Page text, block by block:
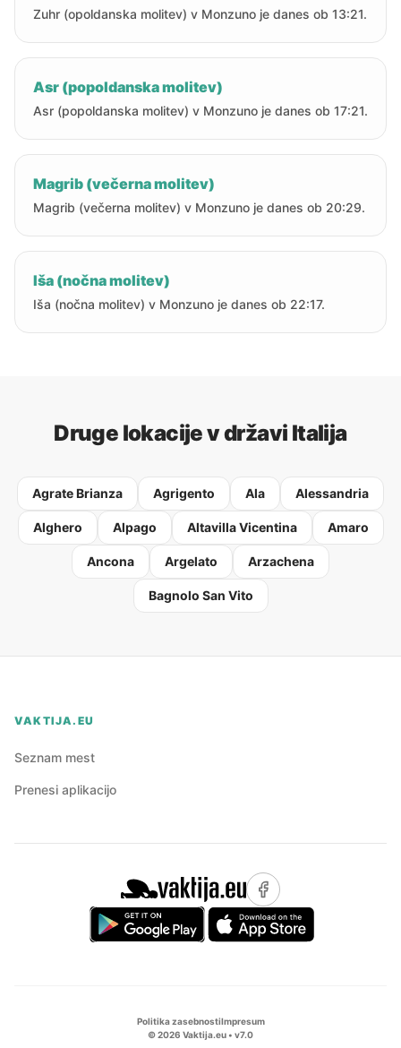
Zuhr (opoldanska molitev) v Monzuno je danes ob 13:21.
Asr (popoldanska molitev)
Asr (popoldanska molitev) v Monzuno je danes ob 17:21.
Magrib (večerna molitev)
Magrib (večerna molitev) v Monzuno je danes ob 20:29.
Iša (nočna molitev)
Iša (nočna molitev) v Monzuno je danes ob 22:17.
Druge lokacije v državi Italija
Agrate Brianza Agrigento Ala Alessandria
Alghero Alpago Altavilla Vicentina Amaro
Ancona Argelato Arzachena
Bagnolo San Vito
VAKTIJA.EU
Seznam mest
Prenesi aplikacijo
Politika zasebnostiImpresum
©2026 Vaktija.eu • v7.0